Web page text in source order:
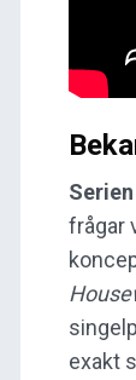
frågar
exakt